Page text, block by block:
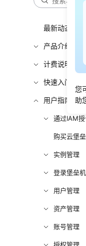
您
助
最新动态
产品介绍
计费说明
快速入门
用户指南
通过IAM
购买云堡
实例管理
登录堡垒
用户管理
资产管理
账号管理